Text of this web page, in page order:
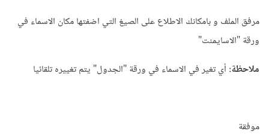
مرفق الملف و بامكانك الاطلاع على الصيغ التي اضفتها مكان الاسماء في
ورقة "الاسايمنت"
ملاحظة:أي تغير في الاسماء في ورقة "الجدول" يتم تغييره تلقائيا
موفقة